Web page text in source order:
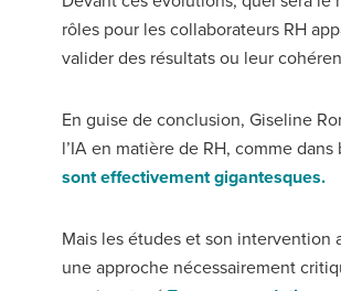
rôles pour les collaborateurs RH
valider des résultats ou leur
En guise de conclusion, Giseline
l’IA en matière de RH, comme
sont effectivement gigantesques.
Mais les études et son intervention
une approche nécessairement